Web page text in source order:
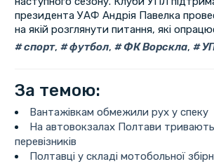
президента УАФ Андрія Павелка
на якій розглянути питання, які
спорт, футбол, ФК Ворскла,
За темою:
Вантажівкам обмежили рух у спеку
На автовокзалах Полтави тривають
перевізників
Полтавці у складі мотобольної